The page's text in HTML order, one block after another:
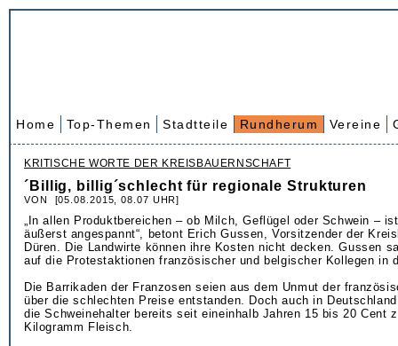
Home Top-Themen Stadtteile Rundherum Vereine
KRITISCHE WORTE DER KREISBAUERNSCHAFT
´Billig, billig´schlecht für regionale Strukturen
VON [05.08.2015, 08.07 UHR]
„In allen Produktbereichen – ob Milch, Geflügel oder Schwein –
äußerst angespannt“, betont Erich Gussen, Vorsitzender der
Düren. Die Landwirte können ihre Kosten nicht decken. Gussen
auf die Protestaktionen französischer und belgischer Kollegen in
Die Barrikaden der Franzosen seien aus dem Unmut der
über die schlechten Preise entstanden. Doch auch in
die Schweinehalter bereits seit eineinhalb Jahren 15 bis 20 Cent
Kilogramm Fleisch.